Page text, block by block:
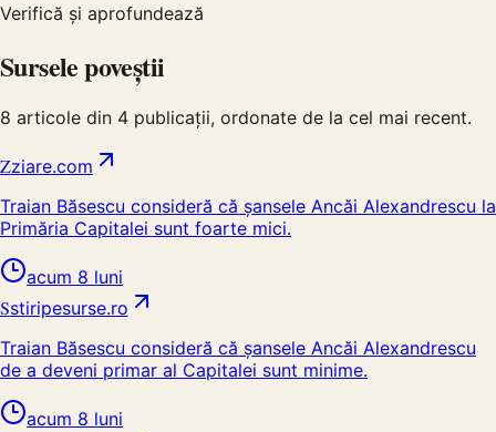
Verifică și aprofundează
Sursele poveștii
8 articole din 4 publicații, ordonate de la cel mai recent.
Zziare.com
Traian Băsescu consideră că șansele Ancăi Alexandrescu la
Primăria Capitalei sunt foarte mici.
acum 8 luni
Sstiripesurse.ro
Traian Băsescu consideră că șansele Ancăi Alexandrescu
de a deveni primar al Capitalei sunt minime.
acum 8 luni